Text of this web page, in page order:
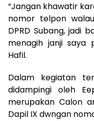
“Jangan khawatir
nomor telpon
DPRD Subang, jadi
menagih janji saya
Hafil.
Dalam kegiatan
didampingi oleh
merupakan Calon
Dapil IX dwngan